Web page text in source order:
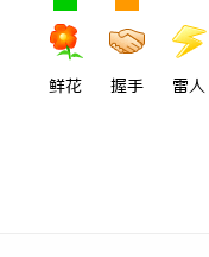
鲜花 握手 雷人